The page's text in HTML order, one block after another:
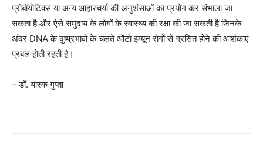
प्रोबॉयोटिक्स या अन्य आहारचर्या की अनुशंसाओं का प्रयोग कर संभाला जा
सकता है और ऐसे समुदाय के लोगों के स्वास्थ्य की रक्षा की जा सकती है जिनके
अंदर DNA के दुष्प्रभावों के चलते ऑटो इम्यून रोगों से ग्रसित होने की आशंकाएं
प्रबल होती रहती है।
– डॉ. यास्क गुप्ता